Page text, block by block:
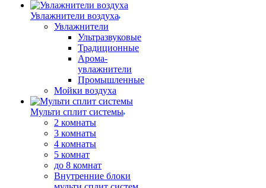
Увлажнители воздуха
Увлажнители
Ультразвуковые
Традиционные
Арома-
увлажнители
Промышленные
Мойки воздуха
Мульти сплит системы
2 комнаты
3 комнаты
4 комнаты
5 комнат
до 8 комнат
Внутренние блоки